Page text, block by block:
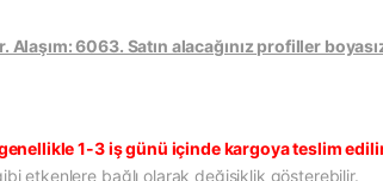
6063. Satın alacağınız profiller
1-3 iş günü içinde kargoya teslim
etkenlere bağlı olarak değişiklik gösterebilir.